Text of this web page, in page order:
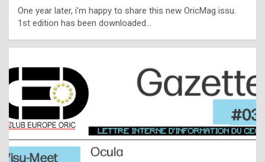
l
t
t
s
t
One year later, i’m happy to share this new OricMag issu.
1st edition has been downloaded…